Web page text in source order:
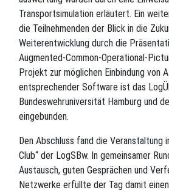
Transportsimulation erläutert. Ein
die Teilnehmenden der Blick in die
Weiterentwicklung durch die
Augmented-Common-Operational-
Projekt zur möglichen Einbindung von
entsprechender Software ist das
Bundeswehruniversität Hamburg und
eingebunden.
Den Abschluss fand die Veranstaltung
Club“ der LogSBw. In gemeinsamer
Austausch, guten Gesprächen und
Netzwerke erfüllte der Tag damit